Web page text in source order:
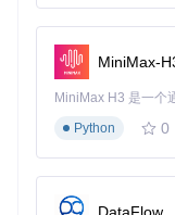
页面中依次完成
展（驱动程序）管
：生成针对你的
图：配置页面提供
任务三：生成EFI文
操作目的
MiniMax-
Python
0
DataFlow